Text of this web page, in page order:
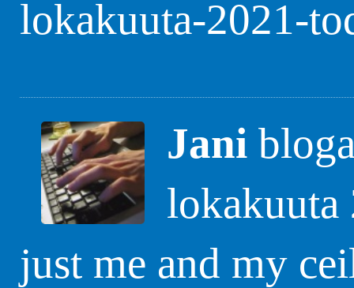
lokakuuta-2021-
Jani
lokakuuta
just me and my